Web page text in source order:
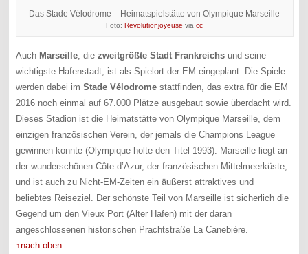
Das Stade Vélodrome – Heimatspielstätte von Olympique Marseille
Foto:Revolutionjoyeuse viacc
Auch Marseille, diezweitgrößte Stadt Frankreichs und seine
wichtigste Hafenstadt, ist als Spielort der EM eingeplant. Die Spiele
werden dabei imStade Vélodrome stattfinden, das extra für die EM
2016 noch einmal auf 67.000 Plätze ausgebaut sowie überdacht wird.
Dieses Stadion ist die Heimatstätte von Olympique Marseille, dem
einzigen französischen Verein, der jemals die Champions League
gewinnen konnte (Olympique holte den Titel 1993). Marseille liegt an
der wunderschönen Côte d’Azur, der französischen Mittelmeerküste,
und ist auch zu Nicht-EM-Zeiten ein äußerst attraktives und
beliebtes Reiseziel. Der schönste Teil von Marseille ist sicherlich die
Gegend um den Vieux Port (Alter Hafen) mit der daran
angeschlossenen historischen Prachtstraße La Canebière.
↑nach oben